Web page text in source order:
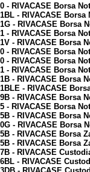
RIVACASE Borsa
- RIVACASE
- RIVACASE Borsa
RIVACASE Borsa
- RIVACASE Borsa
- RIVACASE Borsa
RIVACASE Borsa
- RIVACASE Borsa
- RIVACASE Borsa
- RIVACASE
- RIVACASE Borsa
- RIVACASE Borsa
- RIVACASE Borsa
- RIVACASE Borsa
- RIVACASE Borsa
- RIVACASE Borsa
- RIVACASE
- RIVACASE